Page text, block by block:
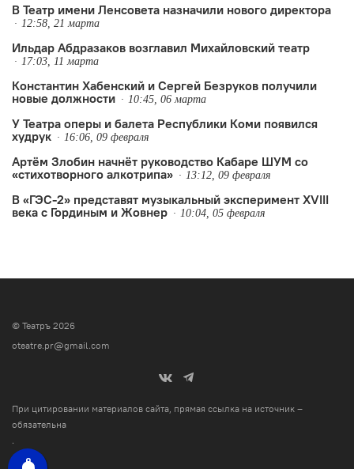
В Театр имени Ленсовета назначили нового директора
12:58, 21 марта
Ильдар Абдразаков возглавил Михайловский театр
17:03, 11 марта
Константин Хабенский и Сергей Безруков получили
новые должности
10:45, 06 марта
У Театра оперы и балета Республики Коми появился
худрук
16:06, 09 февраля
Артём Злобин начнёт руководство Кабаре ШУМ со
«стихотворного алкотрипа»
13:12, 09 февраля
В «ГЭС-2» представят музыкальный эксперимент XVIII
века с Гординым и Жовнер
10:04, 05 февраля
© Театръ 2026
oteatre.pr@gmail.com
При цитировании материалов сайта, прямая ссылка на источник –
обязательна
.